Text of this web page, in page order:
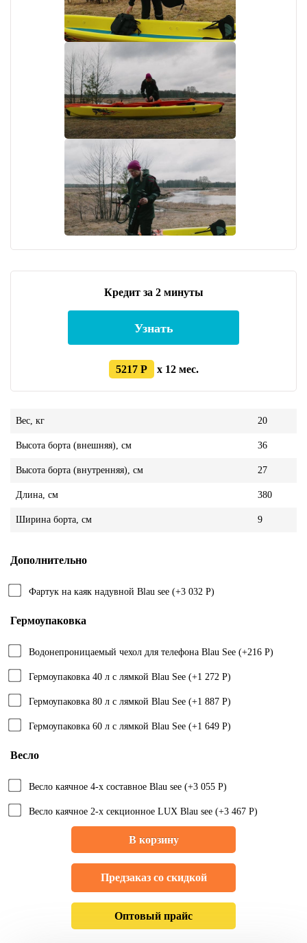
Кредит за 2 минуты
Узнать
5217 Р x 12 мес.
Вес, кг 20
Высота борта (внешняя), см 36
Высота борта (внутренняя), см 27
Длина, см 380
Ширина борта, см 9
Дополнительно
Фартук на каяк надувной Blau see (+3 032 Р)
Гермоупаковка
Водонепроницаемый чехол для телефона Blau See (+216 Р)
Гермоупаковка 40 л с лямкой Blau See (+1 272 Р)
Гермоупаковка 80 л с лямкой Blau See (+1 887 Р)
Гермоупаковка 60 л с лямкой Blau See (+1 649 Р)
Весло
Весло каячное 4-х составное Blau see (+3 055 Р)
Весло каячное 2-х секционное LUX Blau see (+3 467 Р)
В корзину
Предзаказ со скидкой
Оптовый прайс